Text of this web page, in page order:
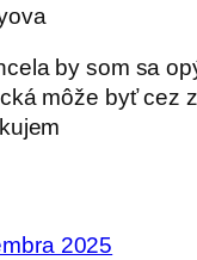
by som sa
môže byť cez
2025